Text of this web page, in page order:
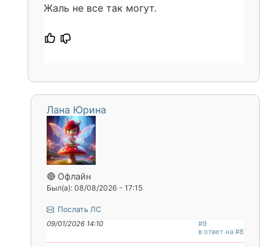
Жаль не все так могут.
Лана Юрина
🔴 Офлайн
Был(а): 08/08/2026 - 17:15
Послать ЛС
09/01/2026 14:10
#9
в ответ на #8